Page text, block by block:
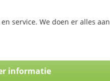
service. We doen er alles aan
informatie